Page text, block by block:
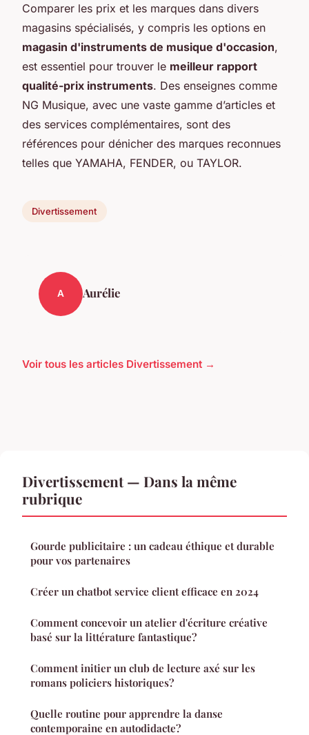
Comparer les prix et les marques dans divers
magasins spécialisés, y compris les options en
magasin d'instruments de musique d'occasion,
est essentiel pour trouver le meilleur rapport
qualité-prix instruments. Des enseignes comme
NG Musique, avec une vaste gamme d’articles et
des services complémentaires, sont des
références pour dénicher des marques reconnues
telles que YAMAHA, FENDER, ou TAYLOR.
Divertissement
A Aurélie
Voir tous les articles Divertissement →
Divertissement — Dans la même
rubrique
Gourde publicitaire : un cadeau éthique et durable
pour vos partenaires
Créer un chatbot service client efficace en 2024
Comment concevoir un atelier d'écriture créative
basé sur la littérature fantastique?
Comment initier un club de lecture axé sur les
romans policiers historiques?
Quelle routine pour apprendre la danse
contemporaine en autodidacte?